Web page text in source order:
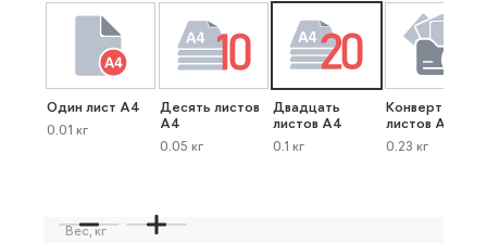
Один лист А4
0.01 кг
Десять листов
А4
0.05 кг
Двадцать
листов А4
0.1 кг
Конверт до 40
листов А4
0.23 кг
Вес, кг